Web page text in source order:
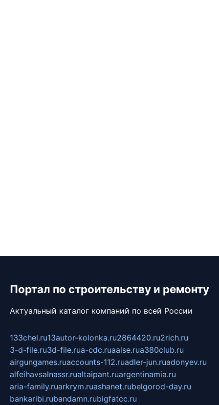
Портал по строительству и ремонту
Актуальный каталог компаний по всей России
133chel.ru13autor-kolonka.ru2864420.ru2rich.ru
3-d-file.ru3d-file.rua-cdc.ruaalse.rua380club.ru
airgungames.ruaccounts-112.ruadler-jun.ruadonyev.ru
alfeihavsalnassr.rualtaipant.ruargentinamia.ru
aria-family.ruarkrym.ruashanet.rubelgorod-day.ru
bankaribi.rubandamn.rubigfatcc.ru